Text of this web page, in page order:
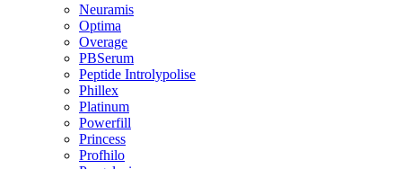
Neuramis
Optima
Overage
PBSerum
Peptide Introlypolise
Phillex
Platinum
Powerfill
Princess
Profhilo